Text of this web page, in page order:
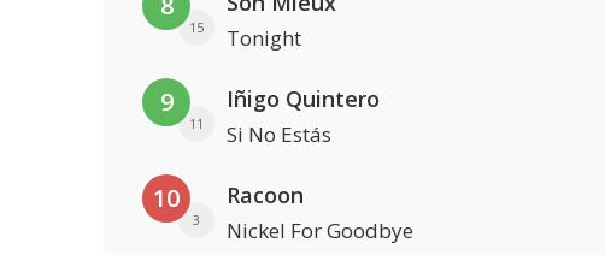
15 Tonight
9
11
Iñigo Quintero
Si No Estás
10
3
Racoon
Nickel For Goodbye